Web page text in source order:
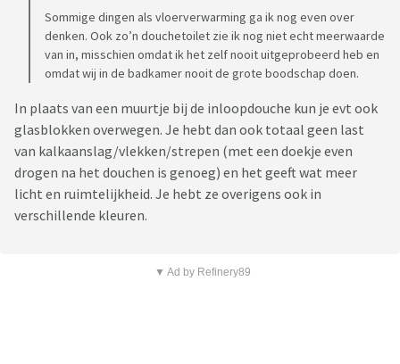
Sommige dingen als vloerverwarming ga ik nog even over
denken. Ook zo’n douchetoilet zie ik nog niet echt meerwaarde
van in, misschien omdat ik het zelf nooit uitgeprobeerd heb en
omdat wij in de badkamer nooit de grote boodschap doen.
In plaats van een muurtje bij de inloopdouche kun je evt ook
glasblokken overwegen. Je hebt dan ook totaal geen last
van kalkaanslag/vlekken/strepen (met een doekje even
drogen na het douchen is genoeg) en het geeft wat meer
licht en ruimtelijkheid. Je hebt ze overigens ook in
verschillende kleuren.
▼ Ad by Refinery89